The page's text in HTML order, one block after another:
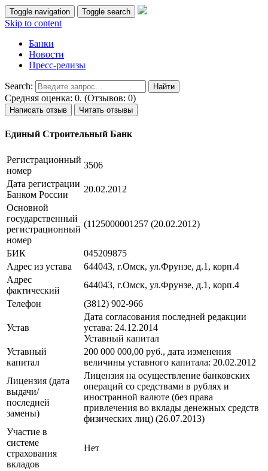
Toggle navigation Toggle search
Skip to content
Банки
Новости
Пресс-релизы
Search:
Средняя оценка: 0. (Отзывов: 0)
Написать отзыв Читать отзывы
Единый Строительный Банк
Регистрационный
номер
3506
Дата регистрации
Банком России
20.02.2012
Основной
государственный
регистрационный
номер
(1125000001257 (20.02.2012)
БИК
045209875
Адрес из устава
644043, г.Омск, ул.Фрунзе, д.1, корп.4
Адрес
фактический
644043, г.Омск, ул.Фрунзе, д.1, корп.4
Телефон
(3812) 902-966
Устав
Дата согласования последней редакции
устава: 24.12.2014
Уставный капитал
Уставный
капитал
200 000 000,00 руб., дата изменения
величины уставного капитала: 20.02.2012
Лицензия (дата
выдачи/
последней
замены)
Лицензия на осуществление банковских
операций со средствами в рублях и
иностранной валюте (без права
привлечения во вклады денежных средств
физических лиц) (26.07.2013)
Участие в
системе
страхования
вкладов
Нет